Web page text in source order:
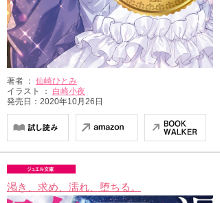
著者 ： 仙崎ひとみ
イラスト ： 白崎小夜
発売日：2020年10月26日
渇き、求め、濡れ、堕ちる。